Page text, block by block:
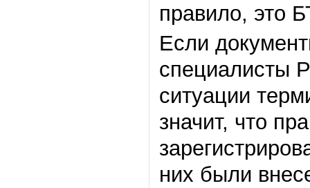
правило, это
Если
специалисты
ситуации
значит, что
них были